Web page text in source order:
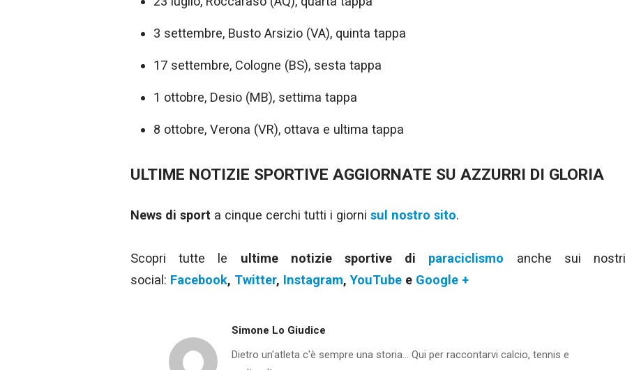
3 settembre, Busto Arsizio (VA), quinta tappa
17 settembre, Cologne (BS), sesta tappa
1 ottobre, Desio (MB), settima tappa
8 ottobre, Verona (VR), ottava e ultima tappa
ULTIME NOTIZIE SPORTIVE AGGIORNATE SU AZZURRI DI GLORIA
News di sport a cinque cerchi tutti i giorni sul nostro sito.
Scopri tutte le ultime notizie sportive di paraciclismo
anche sui
social: Facebook, Twitter, Instagram, YouTube e Google +
Simone Lo Giudice
Dietro un'atleta c'è sempre una storia... Qui per raccontarvi calcio, tennis e